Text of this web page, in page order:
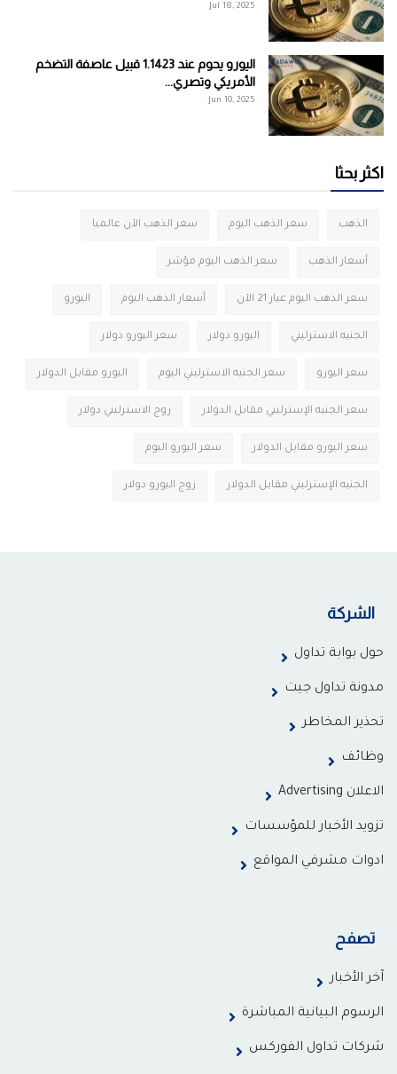
Jul 18, 2025
اليورو يحوم عند 1.1423 قبيل عاصفة التضخم
الأمريكي وتصري...
Jun 10, 2025
اكثر بحثا
الذهب سعر الذهب اليوم سعر الذهب الآن عالميا
أسعار الذهب سعر الذهب اليوم مؤشر
سعر الذهب اليوم عيار 21 الآن أسعار الذهب اليوم اليورو
الجنيه الاسترليني اليورو دولار سعر اليورو دولار
سعر اليورو سعر الجنيه الاسترليني اليوم اليورو مقابل الدولار
سعر الجنيه الإسترليني مقابل الدولار زوج الاسترليني دولار
سعر اليورو مقابل الدولار سعر اليورو اليوم
الجنيه الإسترليني مقابل الدولار زوج اليورو دولار
الشركة
حول بوابة تداول
مدونة تداول جيت
تحذير المخاطر
وظائف
الاعلان Advertising
تزويد الأخبار للمؤسسات
ادوات مشرفي المواقع
تصفح
آخر الأخبار
الرسوم البيانية المباشرة
شركات تداول الفوركس